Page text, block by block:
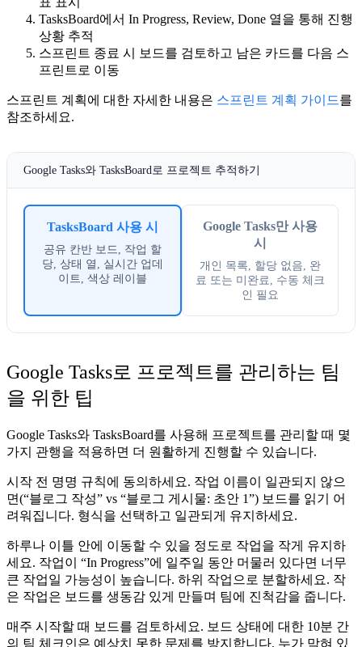
TasksBoard에서 In Progress, Review, Done 열을 통해 진행
상황 추적
스프린트 종료 시 보드를 검토하고 남은 카드를 다음 스
프린트로 이동
스프린트 계획에 대한 자세한 내용은 스프린트 계획 가이드를
참조하세요.
Google Tasks와 TasksBoard로 프로젝트 추적하기
TasksBoard 사용 시
공유 칸반 보드, 작업 할
당, 상태 열, 실시간 업데
이트, 색상 레이블
Google Tasks만 사용
시
개인 목록, 할당 없음, 완
료 또는 미완료, 수동 체크
인 필요
Google Tasks로 프로젝트를 관리하는 팀
을 위한 팁
Google Tasks와 TasksBoard를 사용해 프로젝트를 관리할 때 몇
가지 관행을 적용하면 더 원활하게 진행할 수 있습니다.
시작 전 명명 규칙에 동의하세요. 작업 이름이 일관되지 않으
면(“블로그 작성” vs “블로그 게시물: 초안 1”) 보드를 읽기 어
려워집니다. 형식을 선택하고 일관되게 유지하세요.
하루나 이틀 안에 이동할 수 있을 정도로 작업을 작게 유지하
세요. 작업이 “In Progress”에 일주일 동안 머물러 있다면 너무
큰 작업일 가능성이 높습니다. 하위 작업으로 분할하세요. 작
은 작업은 보드를 생동감 있게 만들며 팀에 진척감을 줍니다.
매주 시작할 때 보드를 검토하세요. 보드 상태에 대한 10분 간
의 팀 체크인은 예상치 못한 문제를 방지합니다. 누가 막혀 있